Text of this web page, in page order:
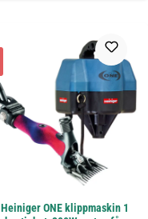
Heiniger ONE klippmaskin 1